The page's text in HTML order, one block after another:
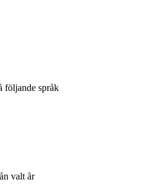
följande språk
valt år